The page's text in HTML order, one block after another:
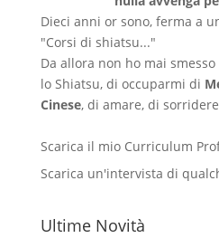
Dieci anni or sono, ferma a
"Corsi di shiatsu..."
Da allora non ho mai
lo Shiatsu, di occuparmi di
Cinese, di amare, di
Scarica il mio Curriculum
Scarica un'intervista di
Ultime Novità